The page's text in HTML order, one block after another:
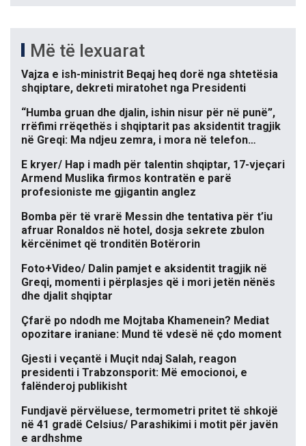
Më të lexuarat
Vajza e ish-ministrit Beqaj heq dorë nga shtetësia
shqiptare, dekreti miratohet nga Presidenti
“Humba gruan dhe djalin, ishin nisur për në punë”,
rrëfimi rrëqethës i shqiptarit pas aksidentit tragjik
në Greqi: Ma ndjeu zemra, i mora në telefon…
E kryer/ Hap i madh për talentin shqiptar, 17-vjeçari
Armend Muslika firmos kontratën e parë
profesioniste me gjigantin anglez
Bomba për të vrarë Messin dhe tentativa për t’iu
afruar Ronaldos në hotel, dosja sekrete zbulon
kërcënimet që tronditën Botërorin
Foto+Video/ Dalin pamjet e aksidentit tragjik në
Greqi, momenti i përplasjes që i mori jetën nënës
dhe djalit shqiptar
Çfarë po ndodh me Mojtaba Khamenein? Mediat
opozitare iraniane: Mund të vdesë në çdo moment
Gjesti i veçantë i Muçit ndaj Salah, reagon
presidenti i Trabzonsporit: Më emocionoi, e
falënderoj publikisht
Fundjavë përvëluese, termometri pritet të shkojë
në 41 gradë Celsius/ Parashikimi i motit për javën
e ardhshme